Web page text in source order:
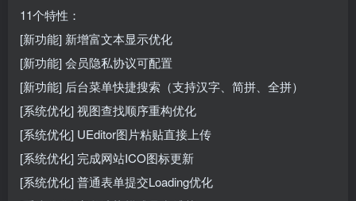
11个特性：
[新功能] 新增富文本显示优化
[新功能] 会员隐私协议可配置
[新功能] 后台菜单快捷搜索（支持汉字、简拼、全拼）
[系统优化] 视图查找顺序重构优化
[系统优化] UEditor图片粘贴直接上传
[系统优化] 完成网站ICO图标更新
[系统优化] 普通表单提交Loading优化